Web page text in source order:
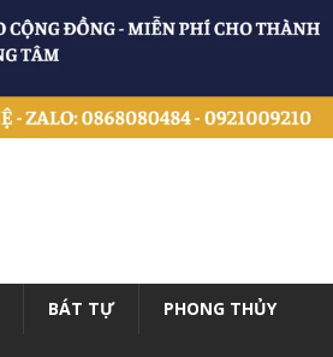
BÁT TỰ PHONG THỦY